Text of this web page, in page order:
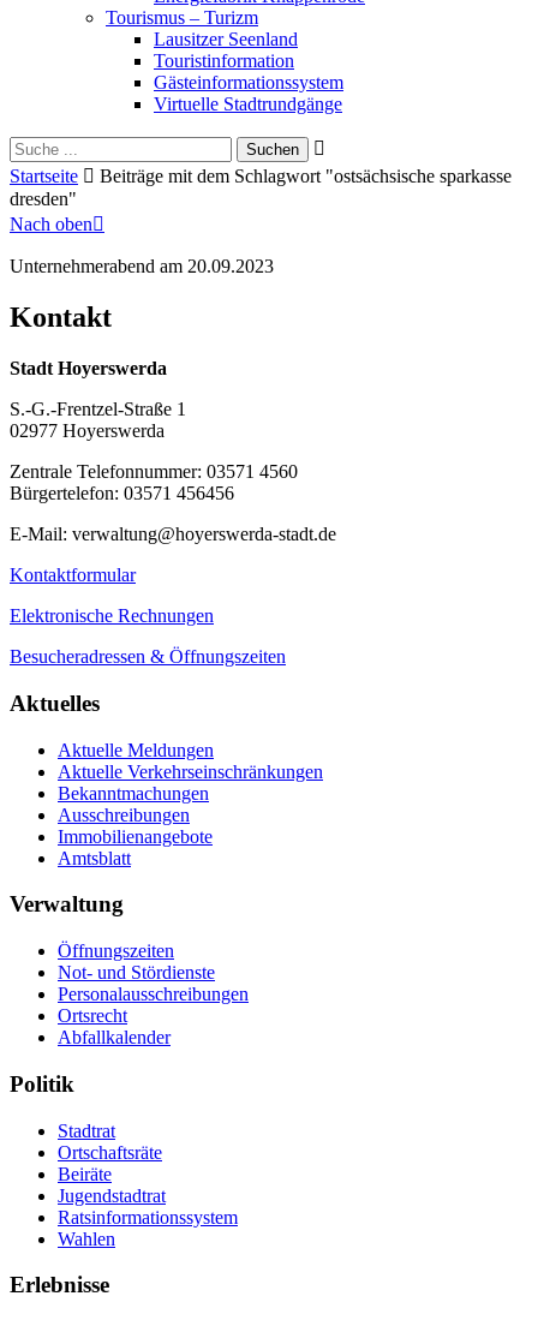
Tourismus – Turizm
Lausitzer Seenland
Touristinformation
Gästeinformationssystem
Virtuelle Stadtrundgänge
Suche
für:
Startseite
Beiträge mit dem Schlagwort "ostsächsische sparkasse
dresden"
Nach oben
Unternehmerabend am 20.09.2023
Kontakt
Stadt Hoyerswerda
S.-G.-Frentzel-Straße 1
02977 Hoyerswerda
Zentrale Telefonnummer: 03571 4560
Bürgertelefon: 03571 456456
E-Mail: verwaltung@hoyerswerda-stadt.de
Kontaktformular
Elektronische Rechnungen
Besucheradressen & Öffnungszeiten
Aktuelles
Aktuelle Meldungen
Aktuelle Verkehrseinschränkungen
Bekanntmachungen
Ausschreibungen
Immobilienangebote
Amtsblatt
Verwaltung
Öffnungszeiten
Not- und Stördienste
Personalausschreibungen
Ortsrecht
Abfallkalender
Politik
Stadtrat
Ortschaftsräte
Beiräte
Jugendstadtrat
Ratsinformationssystem
Wahlen
Erlebnisse